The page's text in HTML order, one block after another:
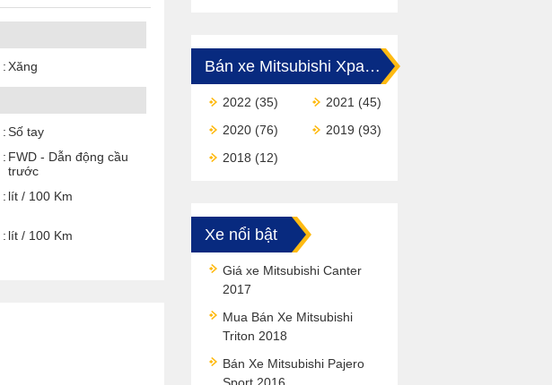
Xăng
Số tay
FWD - Dẫn động cầu
trước
lít / 100 Km
lít / 100 Km
Bán xe Mitsubishi Xpander
2022 (35) 2021 (45)
2020 (76) 2019 (93)
2018 (12)
Xe nổi bật
Giá xe Mitsubishi Canter
2017
Mua Bán Xe Mitsubishi
Triton 2018
Bán Xe Mitsubishi Pajero